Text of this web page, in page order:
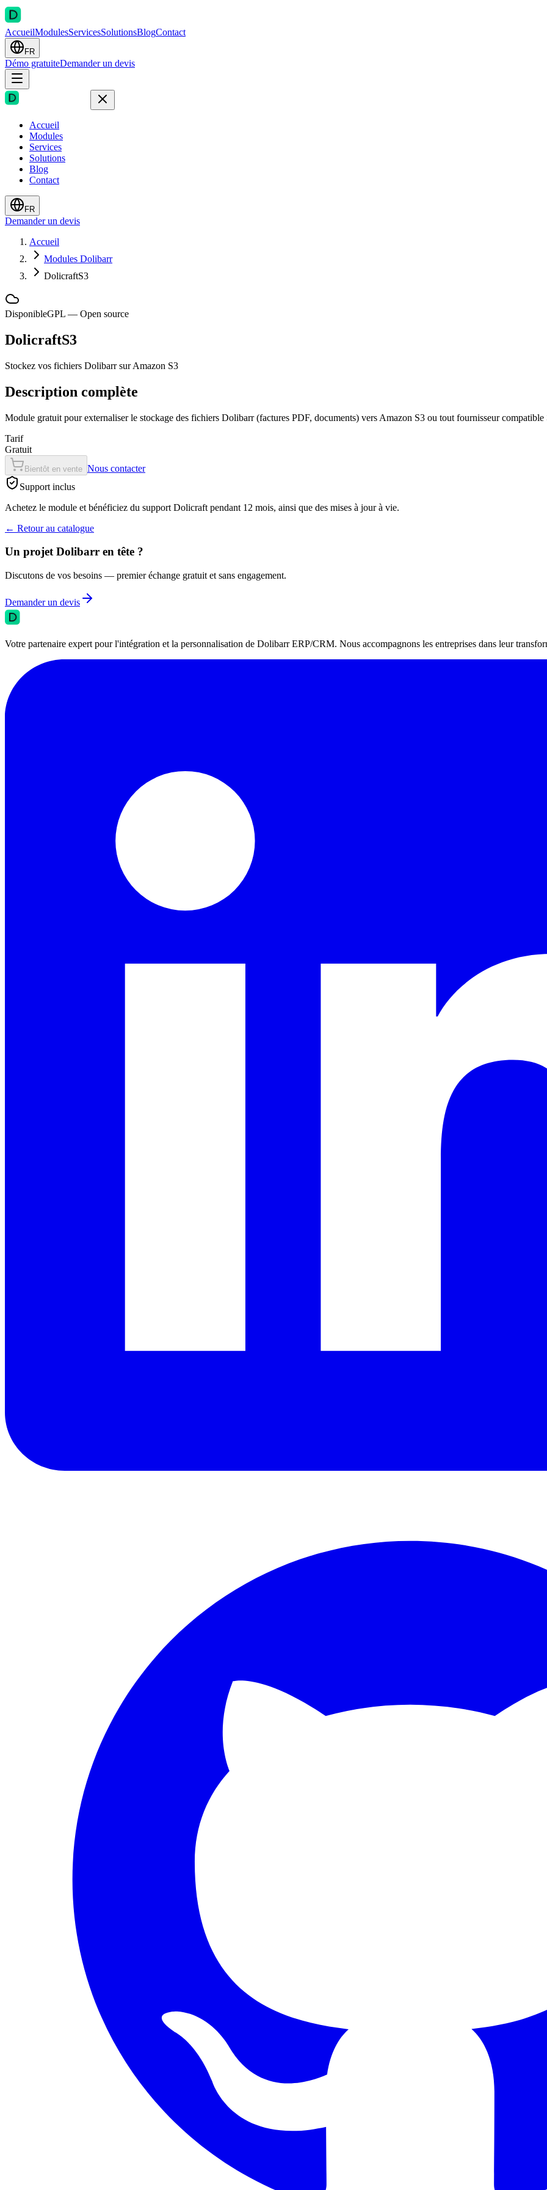
AccueilModulesServicesSolutionsBlogContact
FR
Démo gratuiteDemander un devis
Accueil
Modules
Services
Solutions
Blog
Contact
FR
Demander un devis
Accueil
Modules Dolibarr
DolicraftS3
DisponibleGPL — Open source
DolicraftS3
Stockez vos fichiers Dolibarr sur Amazon S3
Description complète
Module gratuit pour externaliser le stockage des fichiers Dolibarr (factures PDF, documents) vers Amazon S3 ou tout fournisseur
Tarif
Gratuit
Bientôt en vente Nous contacter
Support inclus
Achetez le module et bénéficiez du support Dolicraft pendant 12 mois, ainsi que des mises à jour à vie.
← Retour au catalogue
Un projet Dolibarr en tête ?
Discutons de vos besoins — premier échange gratuit et sans engagement.
Demander un devis
Votre partenaire expert pour l'intégration et la personnalisation de Dolibarr ERP/CRM. Nous accompagnons les entreprises dans leur